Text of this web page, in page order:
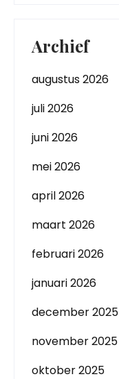
Archief
augustus 2026
juli 2026
juni 2026
mei 2026
april 2026
maart 2026
februari 2026
januari 2026
december 2025
november 2025
oktober 2025